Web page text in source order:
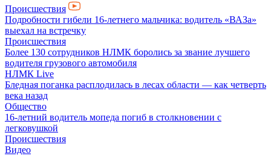
Происшествия
Подробности гибели 16-летнего мальчика: водитель «ВАЗа»
выехал на встречку
Происшествия
Более 130 сотрудников НЛМК боролись за звание лучшего
водителя грузового автомобиля
НЛМК Live
Бледная поганка расплодилась в лесах области — как четверть
века назад
Общество
16-летний водитель мопеда погиб в столкновении с
легковушкой
Происшествия
Видео